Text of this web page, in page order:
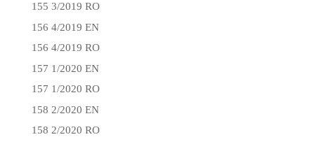
155 3/2019 RO
156 4/2019 EN
156 4/2019 RO
157 1/2020 EN
157 1/2020 RO
158 2/2020 EN
158 2/2020 RO